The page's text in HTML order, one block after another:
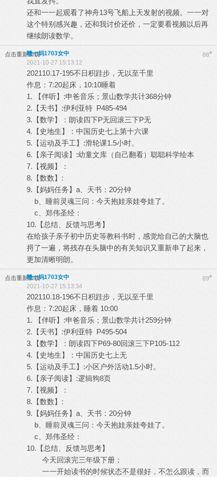
还和一一起观看了神舟13号飞船上天发射的视频。一一对
这个特别感兴趣，还和我讨价还价，一定要看视频以后再
继续朗读数学。
点击重新加载 88#
赣一妈1703女中
2021-10-27 15:13:12
202110.17-195不日积跬步，无以至千里
作息：7:20起床，10:10睡着
1. 【伴听】:申爸音乐；景山数学共计368分钟
2.【天书】:伊利亚特 P485-494
3.【数学】：朗读四下P无回滚三下P无
4.【史地生】：中国历史七上第十六课
5.【运动及手工】:滑轮课1.5小时。
6.【亲子阅读】:幼童文库（自己翻看）聪聪科学绘本
7.【视频】：
8.【数数】:
9.【妈妈任务】a、天书：20分钟
b、睡前灵魂三问：今天抱娃亲娃夸娃了。
c、郑伟圣经：
10.【总结、反馈与思考】
在给孩子亲子初中历史等教科书时，感觉给自己的大脑也
捋了一遍，将残存在头脑中的有关知识又重新串了起来，
更加清晰明朗。
点击重新加载 89#
赣一妈1703女中
2021-10-27 15:13:34
202110.18-196不日积跬步，无以至千里
作息：7:20起床，睡着 10:00
1. 【伴听】:申爸音乐；景山数学共计259分钟
2.【天书】:伊利亚特 P495-504
3.【数学】：朗读四下P69-80回滚三下P105-112
4.【史地生】：中国历史七上无
5.【运动及手工】:小区户外活动1.5小时。
6.【亲子阅读】:逻辑狗8页
7.【视频】：
8.【数数】:
9.【妈妈任务】a、天书：20分钟
b、睡前灵魂三问：今天抱娃亲娃夸娃了。
c、郑伟圣经：
10.【总结、反馈与思考】
今天回滚完三年级下册；
一一开始读书的时候状态不是很好，不怎么跟读，而